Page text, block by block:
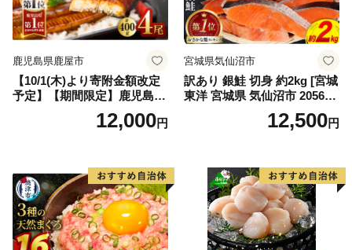
鹿児島県鹿屋市
【10/1(木)より寄附金額改定
予定】【期間限定】鹿児島県
大隅産うなぎ蒲焼4尾（400
g） KN007-02312,000円
宮城県気仙沼市
訳あり 銀鮭 切身 約2kg [宮城
東洋 宮城県 気仙沼市 205649
91] 鮭 魚介類 海鮮 訳アリ 規
格外 不揃い さけ サケ 鮭切身
切り身 魚 わけあり
12,500円